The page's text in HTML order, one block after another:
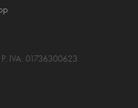
IVA: 01736300623